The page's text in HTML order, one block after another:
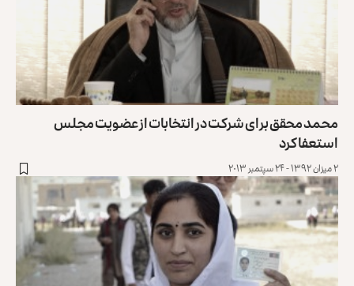
محمد محقق برای شرکت در انتخابات از عضویت مجلس
استعفا کرد
۲ میزان ۱۳۹۲ - ۲۴ سپتمبر ۲۰۱۳